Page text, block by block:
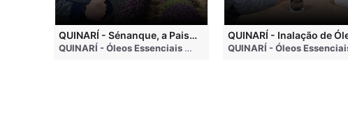
• 4 months ago
QUINARÍ - Sénanque, a Paisagem Mais Famosa da Aromaterapia
QUINARÍ - Óleos Essenciais e Aromaterapia • 3 weeks ago